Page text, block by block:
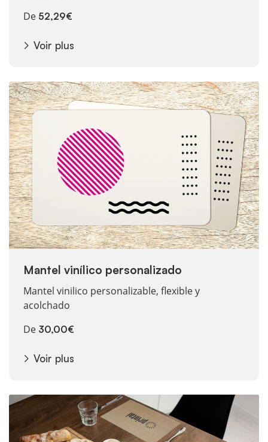
De 52,29€
Voir plus
Mantel vinílico personalizado
Mantel vinilico personalizable, flexible y
acolchado
De 30,00€
Voir plus
Voir plus Mantel vinílico personalizado
Voir plus Mantel individual papel